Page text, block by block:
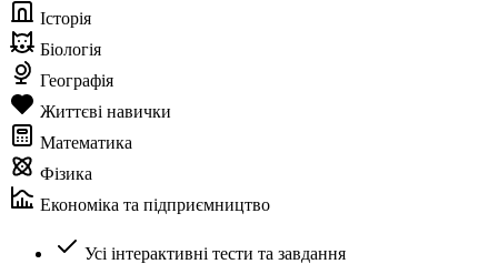
Історія
Біологія
Географія
Життєві навички
Математика
Фізика
Економіка та підприємництво
Усі інтерактивні тести та завдання